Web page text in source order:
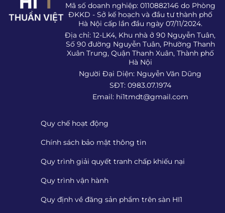
Mã số doanh nghiệp: 0110882146 do Phòng
ĐKKD - Sở kế hoạch và đầu tư thành phố
Hà Nội cấp lần đầu ngày 07/11/2024.
Địa chỉ: 12-LK4, Khu nhà ở 90 Nguyễn Tuân,
Số 90 đường Nguyễn Tuân, Phường Thanh
Xuân Trung, Quận Thanh Xuân, Thành phố
Hà Nội
Người Đại Diện: Nguyễn Văn Dũng
SĐT: 0983.07.1974
Email: hi1tmdt@gmail.com
Quy chế hoạt động
Chính sách bảo mật thông tin
Quy trình giải quyết tranh chấp khiếu nại
Quy trình vận hành
Quy định về đăng sản phẩm trên sàn HI1